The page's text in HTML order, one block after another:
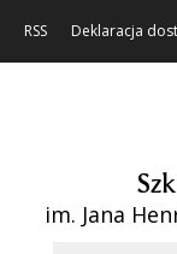
RSS Deklaracja
im. Jana